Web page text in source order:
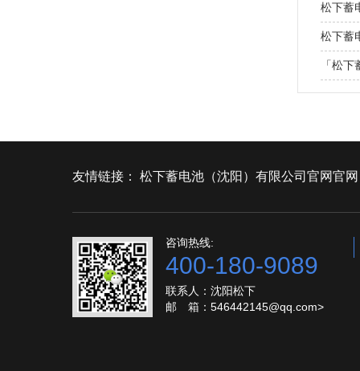
松下蓄
松下蓄
「松
友情链接： 松下蓄电池（沈阳）有限公司官网官网
咨询热线:
400-180-9089
联系人：沈阳松下
邮 箱：546442145@qq.com>